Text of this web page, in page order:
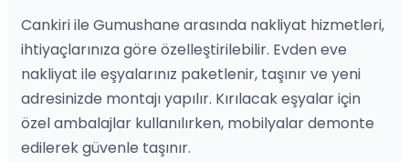
Cankiri ile Gumushane arasında nakliyat hizmetleri,
ihtiyaçlarınıza göre özelleştirilebilir. Evden eve
nakliyat ile eşyalarınız paketlenir, taşınır ve yeni
adresinizde montajı yapılır. Kırılacak eşyalar için
özel ambalajlar kullanılırken, mobilyalar demonte
edilerek güvenle taşınır.